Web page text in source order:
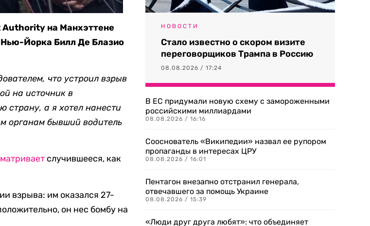
Authority на Манхэттене
Йорка Билл Де Блазио
что устроил взрыв
на источник в
страну, а я хотел нанести
органам бывший водитель
случившееся, как
взрыва: им оказался 27-
он нес бомбу на
НОВОСТИ
Стало известно о скором визите
переговорщиков Трампа в Россию
08.08.2026 / 17:24
В ЕС придумали новую схему с замороженными
российскими миллиардами
08.08.2026 / 16:16
Сооснователь «Википедии» назвал ее рупором
пропаганды в интересах ЦРУ
08.08.2026 / 16:01
Пентагон внезапно отстранил генерала,
отвечавшего за помощь Украине
08.08.2026 / 15:39
«Люди друг друга любят»: что объединяет